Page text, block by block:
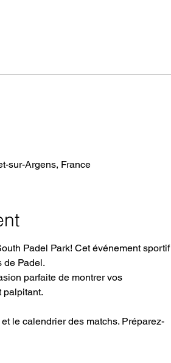
sur-Argens, France
Padel Park! Cet événement sportif
de Padel.
parfaite de montrer vos
palpitant.
le calendrier des matchs. Préparez-